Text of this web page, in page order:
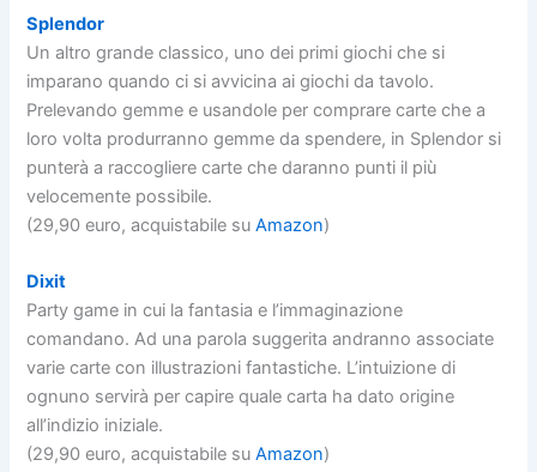
Splendor
Un altro grande classico, uno dei primi giochi che si
imparano quando ci si avvicina ai giochi da tavolo.
Prelevando gemme e usandole per comprare carte che a
loro volta produrranno gemme da spendere, in Splendor si
punterà a raccogliere carte che daranno punti il più
velocemente possibile.
(29,90 euro, acquistabile suAmazon)
Dixit
Party game in cui la fantasia e l’immaginazione
comandano. Ad una parola suggerita andranno associate
varie carte con illustrazioni fantastiche. L’intuizione di
ognuno servirà per capire quale carta ha dato origine
all’indizio iniziale.
(29,90 euro, acquistabile suAmazon)